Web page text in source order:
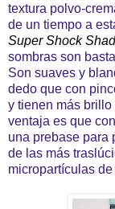
textura polvo-
de un tiempo a
Super Shock
sombras son
Son suaves y
dedo que con
y tienen más
ventaja es que
una prebase para
de las más
micropartículas de